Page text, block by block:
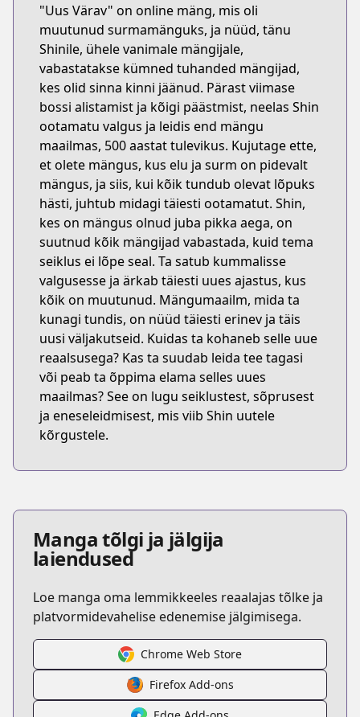
"Uus Värav" on online mäng, mis oli
muutunud surmamänguks, ja nüüd, tänu
Shinile, ühele vanimale mängijale,
vabastatakse kümned tuhanded mängijad,
kes olid sinna kinni jäänud. Pärast viimase
bossi alistamist ja kõigi päästmist, neelas Shin
ootamatu valgus ja leidis end mängu
maailmas, 500 aastat tulevikus. Kujutage ette,
et olete mängus, kus elu ja surm on pidevalt
mängus, ja siis, kui kõik tundub olevat lõpuks
hästi, juhtub midagi täiesti ootamatut. Shin,
kes on mängus olnud juba pikka aega, on
suutnud kõik mängijad vabastada, kuid tema
seiklus ei lõpe seal. Ta satub kummalisse
valgusesse ja ärkab täiesti uues ajastus, kus
kõik on muutunud. Mängumaailm, mida ta
kunagi tundis, on nüüd täiesti erinev ja täis
uusi väljakutseid. Kuidas ta kohaneb selle uue
reaalsusega? Kas ta suudab leida tee tagasi
või peab ta õppima elama selles uues
maailmas? See on lugu seiklustest, sõprusest
ja eneseleidmisest, mis viib Shin uutele
kõrgustele.
Manga tõlgi ja jälgija
laiendused
Loe manga oma lemmikkeeles reaalajas tõlke ja
platvormidevahelise edenemise jälgimisega.
Chrome Web Store
Firefox Add-ons